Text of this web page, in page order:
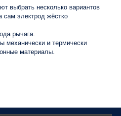
выбрать несколько вариантов
сам электрод жёстко
рычага.
механически и термически
материалы.